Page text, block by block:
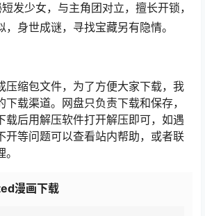
发少女，与主角团对立，擅长开锁，
，身世成谜，寻找宝藏另有隐情。
压缩包文件，为了方便大家下载，我
载渠道。网盘只负责下载和保存，
载后用解压软件打开解压即可，如遇
开等问题可以查看站内帮助，或者联
漫画下载